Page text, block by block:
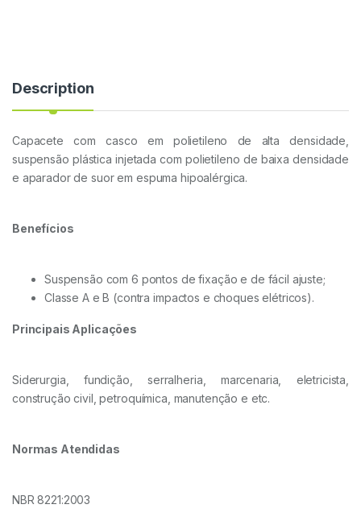
Description
Capacete com casco em polietileno de alta densidade,
suspensão plástica injetada com polietileno de baixa densidade
e aparador de suor em espuma hipoalérgica.
Benefícios
Suspensão com 6 pontos de fixação e de fácil ajuste;
Classe A e B (contra impactos e choques elétricos).
Principais Aplicações
Siderurgia, fundição, serralheria, marcenaria, eletricista,
construção civil, petroquímica, manutenção e etc.
Normas Atendidas
NBR 8221:2003